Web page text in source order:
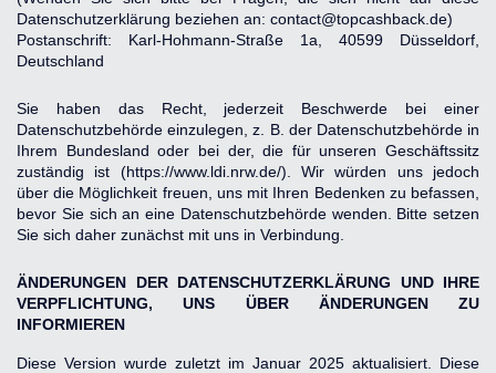
Datenschutzerklärung beziehen an: contact@topcashback.de)
Postanschrift: Karl-Hohmann-Straße 1a, 40599 Düsseldorf,
Deutschland
Sie haben das Recht, jederzeit Beschwerde bei einer
Datenschutzbehörde einzulegen, z. B. der Datenschutzbehörde in
Ihrem Bundesland oder bei der, die für unseren Geschäftssitz
zuständig ist (https://www.ldi.nrw.de/). Wir würden uns jedoch
über die Möglichkeit freuen, uns mit Ihren Bedenken zu befassen,
bevor Sie sich an eine Datenschutzbehörde wenden. Bitte setzen
Sie sich daher zunächst mit uns in Verbindung.
ÄNDERUNGEN DER DATENSCHUTZERKLÄRUNG UND IHRE
VERPFLICHTUNG, UNS ÜBER ÄNDERUNGEN ZU
INFORMIEREN
Diese Version wurde zuletzt im Januar 2025 aktualisiert. Diese